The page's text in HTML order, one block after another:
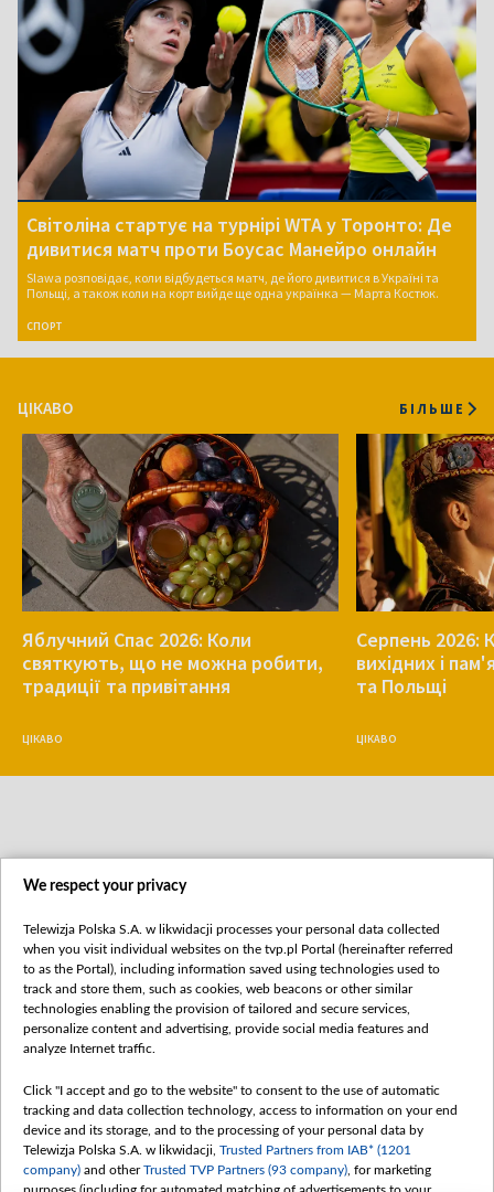
Світоліна стартує на турнірі WTA у Торонто: Де
дивитися матч проти Боусас Манейро онлайн
Slawa розповідає, коли відбудеться матч, де його дивитися в Україні та
Польщі, а також коли на корт вийде ще одна українка — Марта Костюк.
СПОРТ
ЦІКАВО БІЛЬШЕ
Яблучний Спас 2026: Коли
святкують, що не можна робити,
традиції та привітання
ЦІКАВО
Серпень 2026:
вихідних і
та Польщі
ЦІКАВО
We respect your privacy
Telewizja Polska S.A. w likwidacji processes your personal data collected
when you visit individual websites on the tvp.pl Portal (hereinafter referred
to as the Portal), including information saved using technologies used to
track and store them, such as cookies, web beacons or other similar
technologies enabling the provision of tailored and secure services,
personalize content and advertising, provide social media features and
analyze Internet traffic.
Click "I accept and go to the website" to consent to the use of automatic
tracking and data collection technology, access to information on your end
device and its storage, and to the processing of your personal data by
Telewizja Polska S.A. w likwidacji, Trusted Partners from IAB* (1201
company) and otherTrusted TVP Partners (93 company) , for marketing